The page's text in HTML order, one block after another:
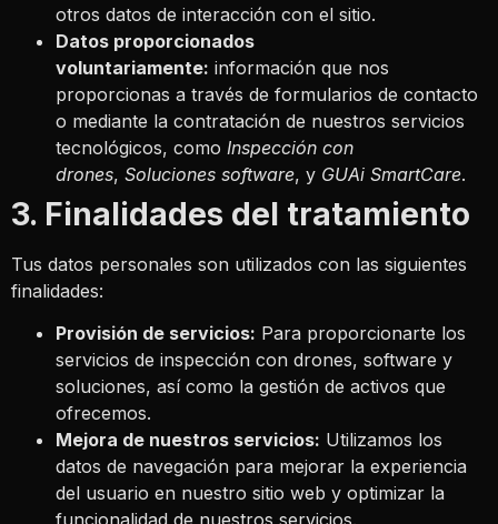
otros datos de interacción con el sitio.
Datos proporcionados
voluntariamente: información que nos
proporcionas a través de formularios de contacto
o mediante la contratación de nuestros servicios
tecnológicos, como Inspección con
drones, Soluciones software, y GUAi SmartCare.
3. Finalidades del tratamiento
Tus datos personales son utilizados con las siguientes
finalidades:
Provisión de servicios: Para proporcionarte los
servicios de inspección con drones, software y
soluciones, así como la gestión de activos que
ofrecemos.
Mejora de nuestros servicios: Utilizamos los
datos de navegación para mejorar la experiencia
del usuario en nuestro sitio web y optimizar la